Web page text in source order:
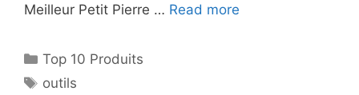
Meilleur Petit Pierre … Read more
Top 10 Produits
outils